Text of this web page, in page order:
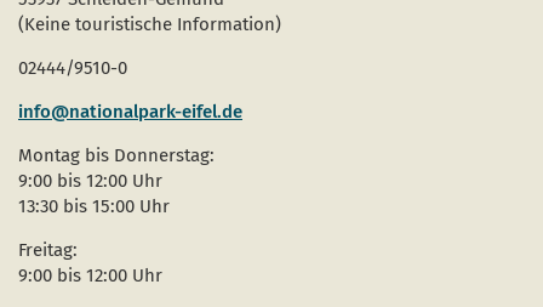
(Keine touristische Information)
02444/9510-0
info@nationalpark-eifel.de
Montag bis Donnerstag:
9:00 bis 12:00 Uhr
13:30 bis 15:00 Uhr
Freitag:
9:00 bis 12:00 Uhr